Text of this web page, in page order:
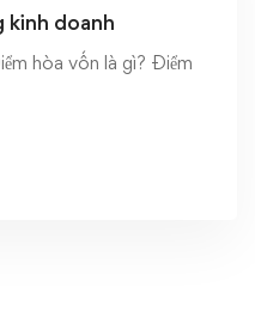
kinh doanh
hòa vốn là gì? Điểm